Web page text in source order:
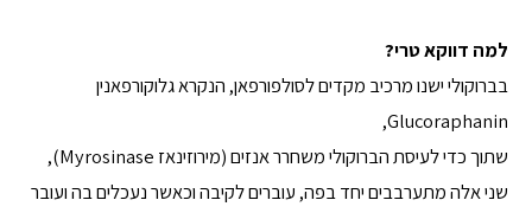
למה דווקא טרי?
בברוקולי ישנו מרכיב מקדים לסולפורפאן, הנקרא גלוקורפאנין
Glucoraphanin,
שתוך כדי לעיסת הברוקולי משחרר אנזים (מירוזינאז Myrosinase),
שני אלה מתערבבים יחד בפה, עוברים לקיבה וכאשר נעכלים בה ועובר